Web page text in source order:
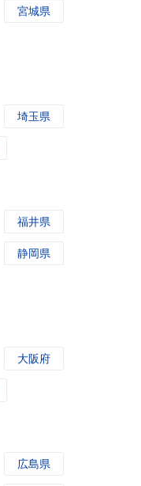
宮城県
埼玉県
福井県
静岡県
大阪府
広島県